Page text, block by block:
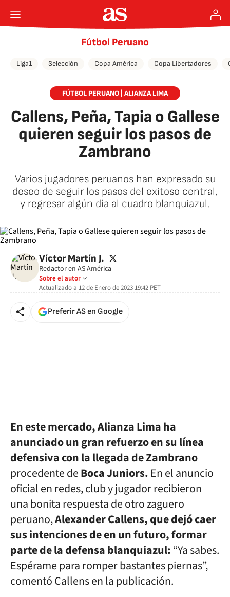
Fútbol Peruano
Liga1 Selección Copa América Copa Libertadores
FÚTBOL PERUANO | ALIANZA LIMA
Callens, Peña, Tapia o Gallese
quieren seguir los pasos de
Zambrano
Varios jugadores peruanos han expresado su
deseo de seguir los pasos del exitoso central,
y regresar algún día al cuadro blanquiazul.
Víctor Martín J. twitter
Redactor en AS América
Sobre el autor
Actualizado a 12 de Enero de 2023 19:42 PET
Preferir AS en Google
En este mercado, Alianza Lima ha
anunciado un gran refuerzo en su línea
defensiva con la llegada de Zambrano
procedente deBoca Juniors. En el anuncio
oficial en redes, club y jugador recibieron
una bonita respuesta de otro zaguero
peruano,Alexander Callens, que dejó caer
sus intenciones de en un futuro, formar
parte de la defensa blanquiazul:“Ya sabes.
Espérame para romper bastantes piernas”,
comentó Callens en la publicación.